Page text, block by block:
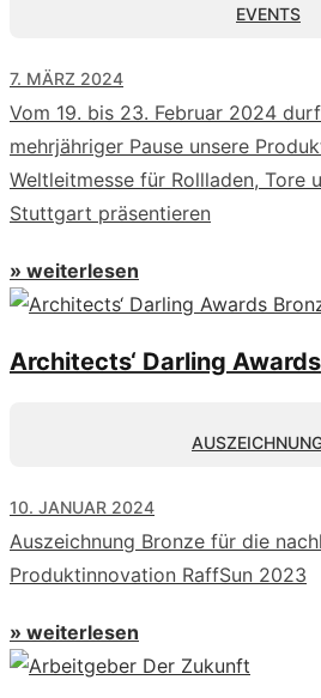
EVENTS
7. MÄRZ 2024
Vom 19. bis 23. Februar 2024
mehrjähriger Pause unsere
Weltleitmesse für Rollladen, Tore
Stuttgart präsentieren
» weiterlesen
Architects‘ Darling Awards
10. JANUAR 2024
Auszeichnung Bronze für die
Produktinnovation RaffSun 2023
» weiterlesen